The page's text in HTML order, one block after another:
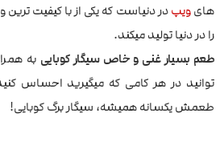
هایویپدر دنیاست که یکی از با کیفیت
را در دنیا تولید میکند.
طعم بسیار غنی و خاص سیگار کوبایی به
توانید در هر کامی که میگیرید احساس
طعمش یکسانه همیشه، سیگار برگ کوبایی!